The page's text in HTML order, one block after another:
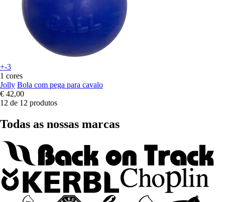
+-3
1 cores
Jolly Bola com pega para cavalo
€ 42,00
12 de 12 produtos
Todas as nossas marcas